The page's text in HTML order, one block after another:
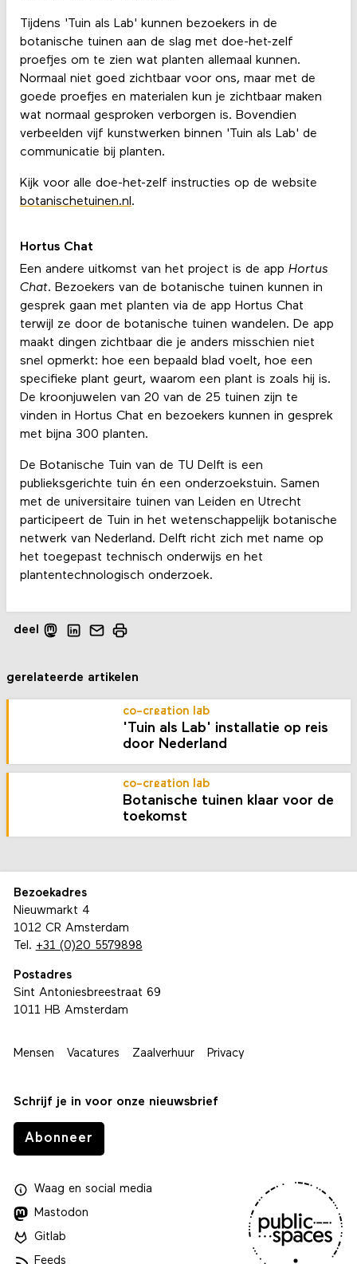
Tijdens 'Tuin als Lab' kunnen bezoekers in de
botanische tuinen aan de slag met doe-het-zelf
proefjes om te zien wat planten allemaal kunnen.
Normaal niet goed zichtbaar voor ons, maar met de
goede proefjes en materialen kun je zichtbaar maken
wat normaal gesproken verborgen is. Bovendien
verbeelden vijf kunstwerken binnen 'Tuin als Lab' de
communicatie bij planten.
Kijk voor alle doe-het-zelf instructies op de website
botanischetuinen.nl.
Hortus Chat
Een andere uitkomst van het project is de app Hortus
Chat. Bezoekers van de botanische tuinen kunnen in
gesprek gaan met planten via de app Hortus Chat
terwijl ze door de botanische tuinen wandelen. De app
maakt dingen zichtbaar die je anders misschien niet
snel opmerkt: hoe een bepaald blad voelt, hoe een
specifieke plant geurt, waarom een plant is zoals hij is.
De kroonjuwelen van 20 van de 25 tuinen zijn te
vinden in Hortus Chat en bezoekers kunnen in gesprek
met bijna 300 planten.
De Botanische Tuin van de TU Delft is een
publieksgerichte tuin én een onderzoekstuin. Samen
met de universitaire tuinen van Leiden en Utrecht
participeert de Tuin in het wetenschappelijk botanische
netwerk van Nederland. Delft richt zich met name op
het toegepast technisch onderwijs en het
plantentechnologisch onderzoek.
deel
gerelateerde artikelen
co-creation lab
'Tuin als Lab' installatie op reis
door Nederland
co-creation lab
Botanische tuinen klaar voor de
toekomst
Bezoekadres
Nieuwmarkt 4
1012 CR Amsterdam
Tel. +31 (0)20 5579898
Postadres
Sint Antoniesbreestraat 69
1011 HB Amsterdam
Mensen Vacatures Zaalverhuur Privacy
Schrijf je in voor onze nieuwsbrief
Abonneer
Waagen social media
Mastodon
Gitlab
Feeds